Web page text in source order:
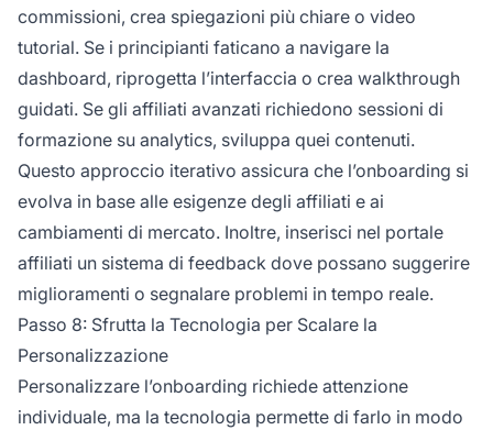
commissioni, crea spiegazioni più chiare o video
tutorial. Se i principianti faticano a navigare la
dashboard, riprogetta l’interfaccia o crea walkthrough
guidati. Se gli affiliati avanzati richiedono sessioni di
formazione su analytics, sviluppa quei contenuti.
Questo approccio iterativo assicura che l’onboarding si
evolva in base alle esigenze degli affiliati e ai
cambiamenti di mercato. Inoltre, inserisci nel portale
affiliati un sistema di feedback dove possano suggerire
miglioramenti o segnalare problemi in tempo reale.
Passo 8: Sfrutta la Tecnologia per Scalare la
Personalizzazione
Personalizzare l’onboarding richiede attenzione
individuale, ma la tecnologia permette di farlo in modo